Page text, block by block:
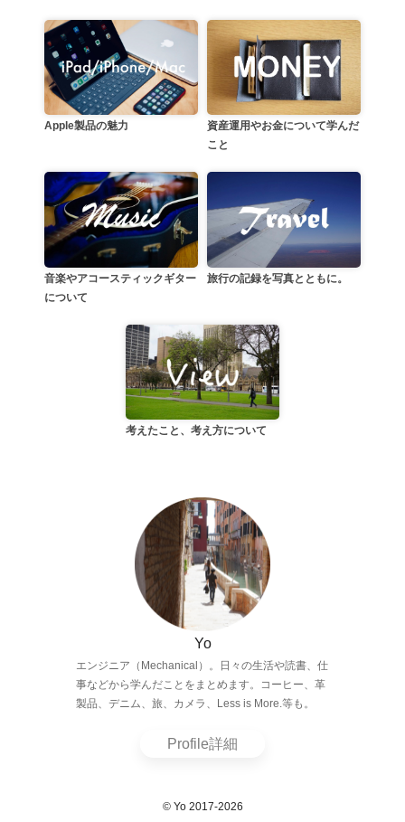
Apple製品の魅力
資産運用やお金について学んだ
こと
音楽やアコースティックギター
について
旅行の記録を写真とともに。
考えたこと、考え方について
Yo
エンジニア（Mechanical）。日々の生活や読書、仕
事などから学んだことをまとめます。コーヒー、革
製品、デニム、旅、カメラ、Less is More.等も。
Profile詳細
© Yo 2017-2026